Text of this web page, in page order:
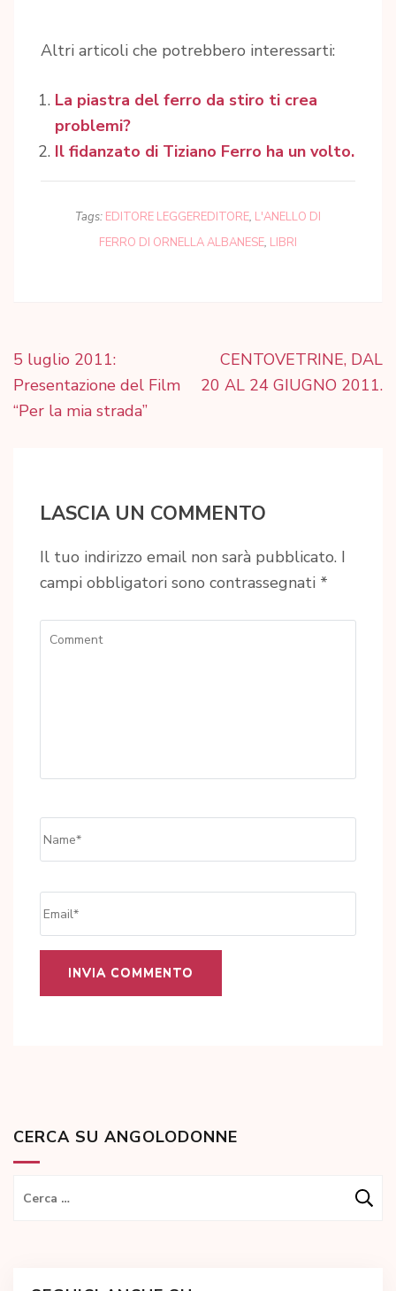
Altri articoli che potrebbero interessarti:
La piastra del ferro da stiro ti crea
problemi?
Il fidanzato di Tiziano Ferro ha un volto.
Tags: EDITORE LEGGEREDITORE, L'ANELLO DI
FERRO DI ORNELLA ALBANESE, LIBRI
Navigazione
articoli
5 luglio 2011:
Presentazione del Film
“Per la mia strada”
CENTOVETRINE, DAL
20 AL 24 GIUGNO 2011.
LASCIA UN COMMENTO
Il tuo indirizzo email non sarà pubblicato. I
campi obbligatori sono contrassegnati *
Comment
CERCA SU ANGOLODONNE
Ricerca